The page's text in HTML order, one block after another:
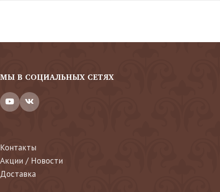
МЫ В СОЦИАЛЬНЫХ СЕТЯХ
Контакты
Акции / Новости
Доставка